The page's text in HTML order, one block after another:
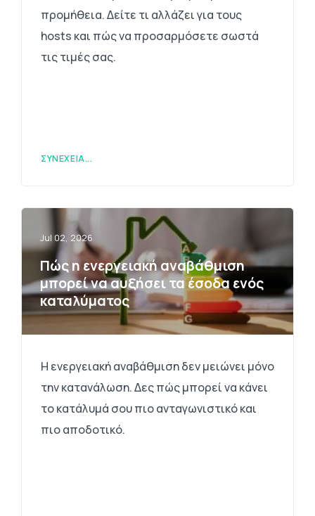
προμήθεια. Δείτε τι αλλάζει για τους
hosts και πώς να προσαρμόσετε σωστά
τις τιμές σας.
ΣΥΝΈΧΕΙΑ...
Jul 02, 2026
Πώς η ενεργειακή αναβάθμιση
μπορεί να αυξήσει τα έσοδα ενός
καταλύματος
Η ενεργειακή αναβάθμιση δεν μειώνει μόνο
την κατανάλωση. Δες πώς μπορεί να κάνει
το κατάλυμά σου πιο ανταγωνιστικό και
πιο αποδοτικό.